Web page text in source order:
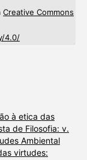
Creative Commons
4.0/
à etica das
de Filosofia: v.
Ambiental
virtudes: